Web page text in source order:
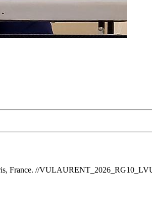
France. //